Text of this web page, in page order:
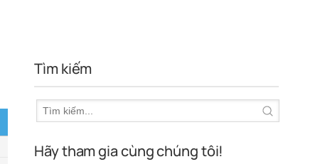
Tìm kiếm
Hãy tham gia cùng chúng tôi!